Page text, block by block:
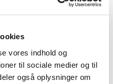
vores indhold og
til sociale medier og til
også oplysninger om